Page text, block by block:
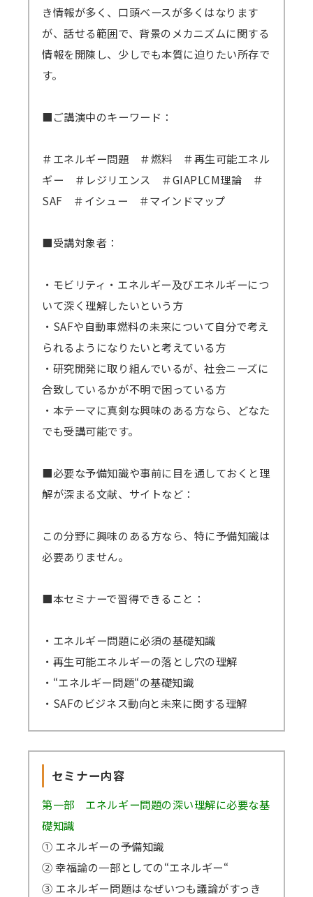
き情報が多く、口頭ベースが多くはなります
が、話せる範囲で、背景のメカニズムに関する
情報を開陳し、少しでも本質に迫りたい所存で
す。
■ご講演中のキーワード：
＃エネルギー問題 ＃燃料 ＃再生可能エネル
ギー ＃レジリエンス ＃GIAPLCM理論 ＃
SAF ＃イシュー ＃マインドマップ
■受講対象者：
・モビリティ・エネルギー及びエネルギーにつ
いて深く理解したいという方
・SAFや自動車燃料の未来について自分で考え
られるようになりたいと考えている方
・研究開発に取り組んでいるが、社会ニーズに
合致しているかが不明で困っている方
・本テーマに真剣な興味のある方なら、どなた
でも受講可能です。
■必要な予備知識や事前に目を通しておくと理
解が深まる文献、サイトなど：
この分野に興味のある方なら、特に予備知識は
必要ありません。
■本セミナーで習得できること：
・エネルギー問題に必須の基礎知識
・再生可能エネルギーの落とし穴の理解
・“エネルギー問題“の基礎知識
・SAFのビジネス動向と未来に関する理解
セミナー内容
第一部 エネルギー問題の深い理解に必要な基
礎知識
① エネルギーの予備知識
② 幸福論の一部としての“エネルギー“
③ エネルギー問題はなぜいつも議論がすっき